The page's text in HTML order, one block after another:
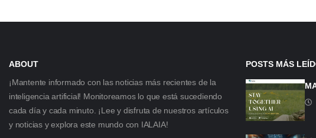
ABOUT
¡Mantente informado con las noticias más recientes de la
inteligencia artificial! Monitoreamos lo que está sucediendo
cada día y cada minuto. ¡Lee y disfruta de nuestros artículos
y noticias y explora este mundo con IALAIA!
POSTS MÁS